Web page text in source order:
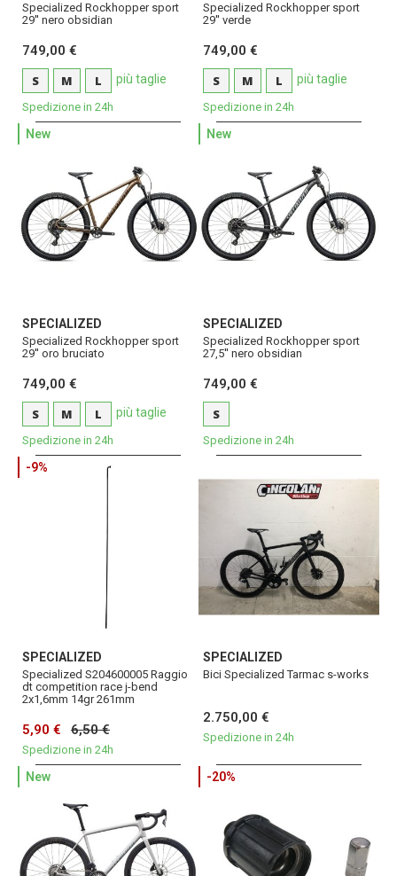
Specialized Rockhopper sport
29'' nero obsidian
749,00 €
S
M L più taglie
Spedizione in 24h
Specialized Rockhopper sport
29'' verde
749,00 €
S
M L più taglie
Spedizione in 24h
New
SPECIALIZED
Specialized Rockhopper sport
29'' oro bruciato
749,00 €
S
M L più taglie
Spedizione in 24h
New
SPECIALIZED
Specialized Rockhopper sport
27,5'' nero obsidian
749,00 €
S
Spedizione in 24h
-9%
SPECIALIZED
Specialized S204600005 Raggio
dt competition race j-bend
2x1,6mm 14gr 261mm
5,90 € 6,50 €
Spedizione in 24h
SPECIALIZED
Bici Specialized Tarmac s-works
2.750,00 €
Spedizione in 24h
New -20%